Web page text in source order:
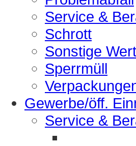
Service &
Schrott
Sonstige
Sperrmüll
Gewerbe/öff.
Service &